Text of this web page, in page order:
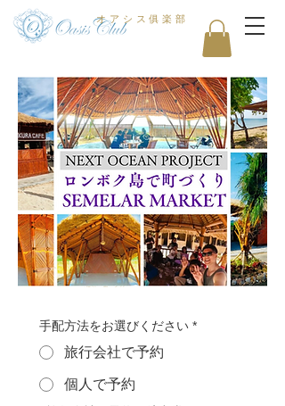
オアシス俱楽部
手配方法をお選びください *
旅行会社で予約
個人で予約